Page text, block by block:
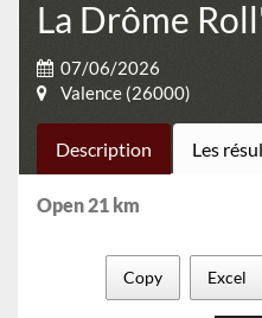
La Drôme
07/06/2026
Valence (26000)
Description Les
Open 21 km
Copy Excel